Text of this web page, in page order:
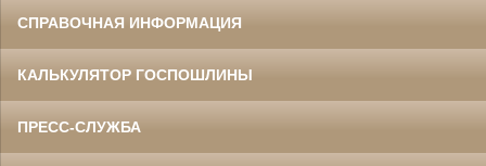
СПРАВОЧНАЯ ИНФОРМАЦИЯ
КАЛЬКУЛЯТОР ГОСПОШЛИНЫ
ПРЕСС-СЛУЖБА